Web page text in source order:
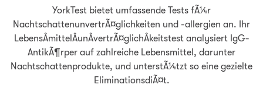
YorkTest bietet umfassende Tests fÃ¼r
NachtschattenunvertrÃ¤glichkeiten und -allergien an. Ihr
LebensÂ­mittelÂ­unÂ­vertrÃ¤glichÂ­keitstest analysiert IgG-
AntikÃ¶rper auf zahlreiche Lebensmittel, darunter
Nachtschattenprodukte, und unterstÃ¼tzt so eine gezielte
EliminationsdiÃ¤t.